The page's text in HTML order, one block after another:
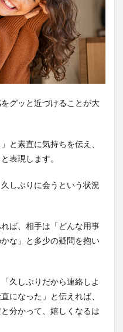
グッと近づけることが大
と素直に気持ちを伝え、
表現します。
しぶりに会うという状況
ば、相手は「どんな用事
な」と多少の疑問を抱い
久しぶりだから連絡しよ
になった」と伝えれば、
分かって、嬉しくなるは